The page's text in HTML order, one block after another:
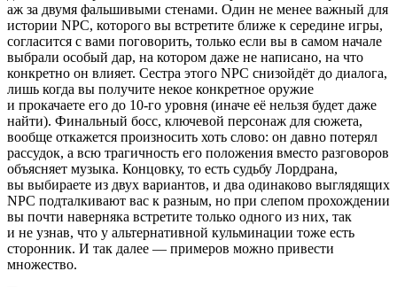
аж за двумя фальшивыми стенами. Один не менее важный для
истории NPC, которого вы встретите ближе к середине игры,
согласится с вами поговорить, только если вы в самом начале
выбрали особый дар, на котором даже не написано, на что
конкретно он влияет. Сестра этого NPC снизойдёт до диалога,
лишь когда вы получите некое конкретное оружие
и прокачаете его до 10-го уровня (иначе её нельзя будет даже
найти). Финальный босс, ключевой персонаж для сюжета,
вообще откажется произносить хоть слово: он давно потерял
рассудок, а всю трагичность его положения вместо разговоров
объясняет музыка. Концовку, то есть судьбу Лордрана,
вы выбираете из двух вариантов, и два одинаково выглядящих
NPC подталкивают вас к разным, но при слепом прохождении
вы почти наверняка встретите только одного из них, так
и не узнав, что у альтернативной кульминации тоже есть
сторонник. И так далее — примеров можно привести
множество.